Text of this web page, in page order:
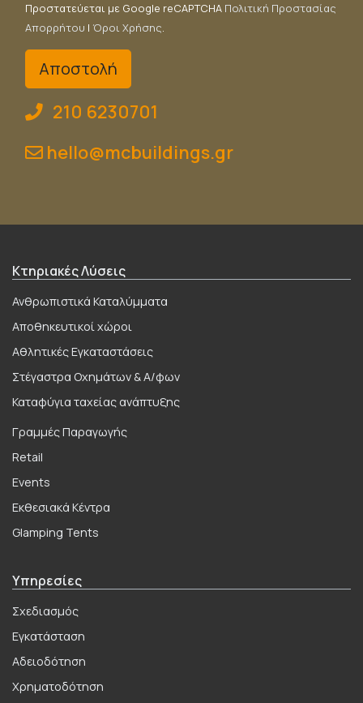
Προστατεύεται με Google reCAPTCHA Πολιτική Προστασίας
Απορρήτου | Όροι Χρήσης.
210 6230701
hello@mcbuildings.gr
Κτηριακές Λύσεις
Ανθρωπιστικά Καταλύμματα
Αποθηκευτικοί χώροι
Αθλητικές Εγκαταστάσεις
Στέγαστρα Οχημάτων & Α/φων
Καταφύγια ταχείας ανάπτυξης
Γραμμές Παραγωγής
Retail
Events
Εκθεσιακά Κέντρα
Glamping Tents
Υπηρεσίες
Σχεδιασμός
Εγκατάσταση
Αδειοδότηση
Χρηματοδότηση